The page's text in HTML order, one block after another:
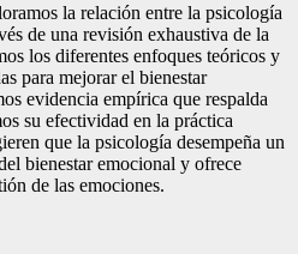
la relación entre la psicología
de una revisión exhaustiva de la
los diferentes enfoques teóricos y
para mejorar el bienestar
evidencia empírica que respalda
su efectividad en la práctica
que la psicología desempeña un
bienestar emocional y ofrece
de las emociones.